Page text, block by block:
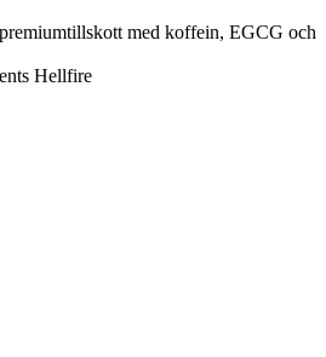
med koffein, EGCG och